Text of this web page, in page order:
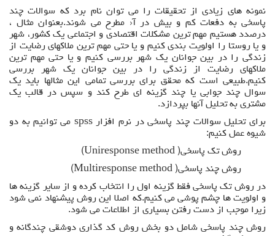
نمونه های زیادی از تحقیقات را می توان نام برد که سوالات چند
پاسخی به دفعات کم و بیش در آ‹ مطرح می شوند.بعنوان مثال ،
درصدد هستیم مهم ترین مشکلات اقتصادی و اجتماعی یک کشور، شهر
و یا روستا را اولویت بندی کنیم و یا حتی مهم ترین ملاکهای رضایت از
زندگی را در بین جوانان یک شهر بررسی کنیم و یا حتی مهم ترین
ملاکهای رضایت از زندگی را در بین جوانان یک شهر بررسی
کنیم.طبیعی است که محقق برای بررسی تمامی این مثالها باید یک
سوال چند جوابی یا چند گزینه ای طرح کند و سپس در قالب یک
مشتری به تحلیل آنها بپردازد.
برای تحلیل سوالات چند پاسخی در نرم افزار spss می توانیم به دو
شیوه عمل کنیم:
روش تک پاسخی( Uniresponse method)
روش چند پاسخی( Multiresponse method)
در روش تک پاسخی فقط گزینه اول را انتخاب کرده و از سایر گزینه ها
و اولویت ها چشم پوشی می کنیم.که اصلا این روش پیشنهاد نمی شود
زیرا موجب از دست رفتن بسیاری از اطلاعات می شود.
روش چند پاسخی شامل دو بخش روش کد گذاری دوشقی چندگانه و